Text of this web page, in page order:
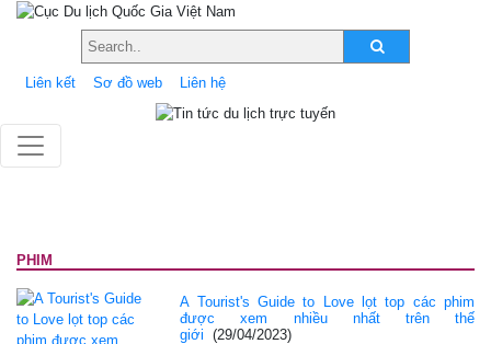
Liên kết Sơ đồ web Liên hệ
PHIM
A Tourist's Guide to Love lọt top các phim
được xem nhiều nhất trên thế
giới
(29/04/2023)